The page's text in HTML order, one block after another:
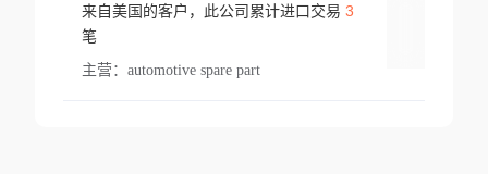
来自美国的客户，此公司累计进口交易 3
笔
主营： automotive spare part